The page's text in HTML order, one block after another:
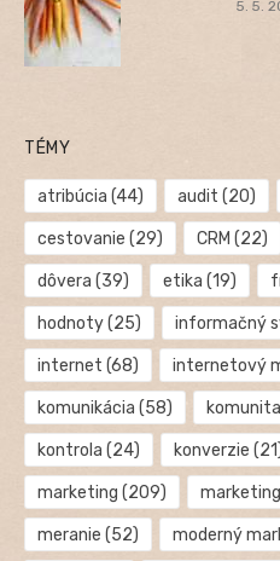
5. 5.
TÉMY
atribúcia (44) audit (20)
cestovanie (29) CRM (22)
dôvera (39) etika (19)
hodnoty(25) informačný
internet (68) internetový
komunikácia (58) komunita
kontrola (24) konverzie
marketing (209)
meranie (52) moderný